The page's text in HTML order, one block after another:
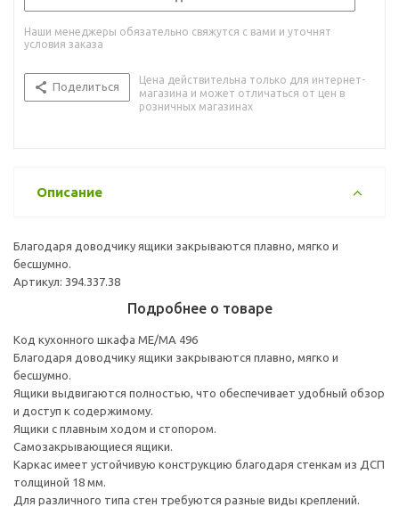
Наши менеджеры обязательно свяжутся с вами и уточнят
условия заказа
Поделиться
Цена действительна только для интернет-
магазина и может отличаться от цен в
розничных магазинах
Описание
Благодаря доводчику ящики закрываются плавно, мягко и
бесшумно.
Артикул: 394.337.38
Подробнее о товаре
Код кухонного шкафа ME/MA 496
Благодаря доводчику ящики закрываются плавно, мягко и
бесшумно.
Ящики выдвигаются полностью, что обеспечивает удобный обзор
и доступ к содержимому.
Ящики с плавным ходом и стопором.
Самозакрывающиеся ящики.
Каркас имеет устойчивую конструкцию благодаря стенкам из ДСП
толщиной 18 мм.
Для различного типа стен требуются разные виды креплений.